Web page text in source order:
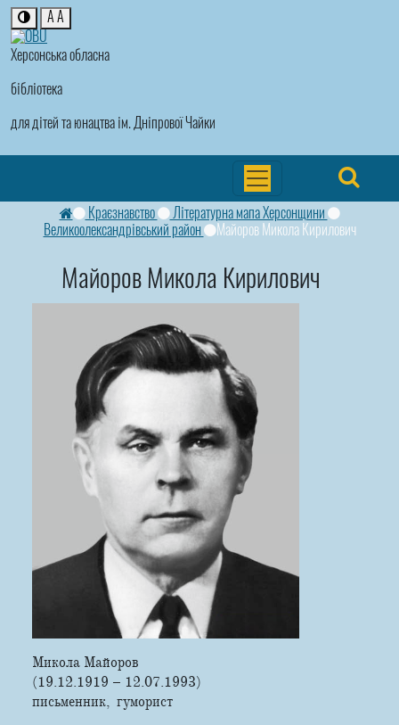
Херсонська обласна
бібліотека
для дітей та юнацтва ім. Дніпрової Чайки
A A
Краєзнавство
Літературна мапа Херсонщини
Великоолександрівський район
Майоров Микола Кирилович
Майоров Микола Кирилович
Микола Майоров
(19.12.1919 – 12.07.1993)
письменник, гуморист